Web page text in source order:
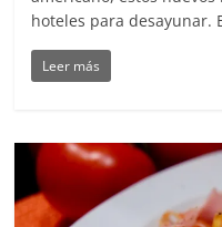
hoteles para desayunar.
Leer más